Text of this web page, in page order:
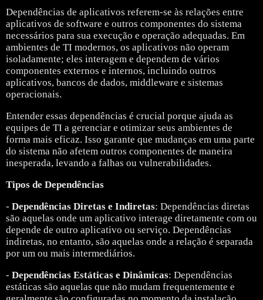
Dependências de aplicativos referem-se às relações entre
aplicativos de software e outros componentes do sistema
necessários para sua execução e operação adequadas. Em
ambientes de TI modernos, os aplicativos não operam
isoladamente; eles interagem e dependem de vários
componentes externos e internos, incluindo outros
aplicativos, bancos de dados, middleware e sistemas
operacionais.
Entender essas dependências é crucial porque ajuda as
equipes de TI a gerenciar e otimizar seus ambientes de
forma mais eficaz. Isso garante que mudanças em uma parte
do sistema não afetem outros componentes de maneira
inesperada, levando a falhas ou vulnerabilidades.
Tipos de Dependências
- Dependências Diretas e Indiretas: Dependências diretas
são aquelas onde um aplicativo interage diretamente com ou
depende de outro aplicativo ou serviço. Dependências
indiretas, no entanto, são aquelas onde a relação é separada
por um ou mais intermediários.
- Dependências Estáticas e Dinâmicas: Dependências
estáticas são aquelas que não mudam frequentemente e